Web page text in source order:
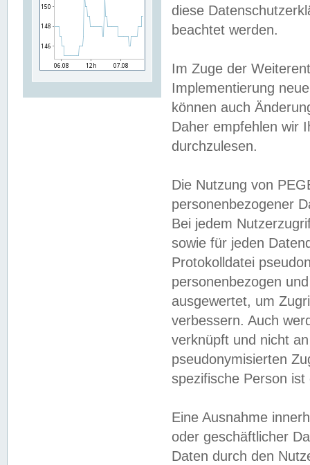
diese
beachtet werden.
Im Zuge der
Implementierung
können auch
Daher empfehlen wir
durchzulesen.
Die Nutzung von
personenbezogener
Bei jedem
sowie für jeden
Protokolldatei
personenbezogen
ausgewertet, um
verbessern. Auch
verknüpft und nicht
pseudonymisierten
spezifische Person
Eine Ausnahme
oder geschäftlicher
Daten durch den